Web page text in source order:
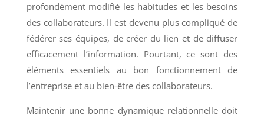
profondément modifié les habitudes et les besoins
des collaborateurs. Il est devenu plus compliqué de
fédérer ses équipes, de créer du lien et de diffuser
efficacement l’information. Pourtant, ce sont des
éléments essentiels au bon fonctionnement de
l’entreprise et au bien-être des collaborateurs.
Maintenir une bonne dynamique relationnelle doit